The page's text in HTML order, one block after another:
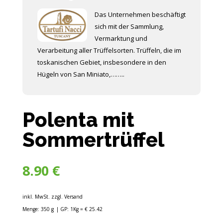
Das Unternehmen beschäftigt
sich mit der Sammlung,
Vermarktung und
Verarbeitung aller Trüffelsorten. Trüffeln, die im
toskanischen Gebiet, insbesondere in den
Hügeln von San Miniato,……..
Polenta mit
Sommertrüffel
8.90 €
inkl. MwSt. zzgl. Versand
Menge: 350 g | GP: 1Kg = € 25.42